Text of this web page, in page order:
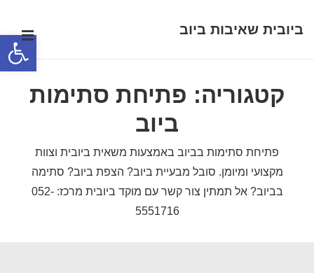
פתח סרגל נגישות
דלגביובית שאיבות ביוב
ראשי
קטגוריה: פתיחת סתימות
ביוב
פתיחת סתימות בביוב באמצעות משאית ביובית וצוות
מקצועי ומיומן. סובל מבעיית ביוב? הצפת ביוב? סתימה
בביוב? אל תמתין צור קשר עם מוקד ביובית מרכז: 052-
5551716